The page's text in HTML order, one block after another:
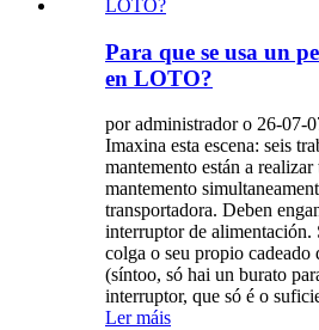
Para que se usa un
en LOTO?
por administrador o 26-07-
Imaxina esta escena: seis
mantemento están a realizar
mantemento
transportadora. Deben
interruptor de alimentación.
colga o seu propio cadeado
(síntoo, só hai un burato
interruptor, que só é o
Ler máis